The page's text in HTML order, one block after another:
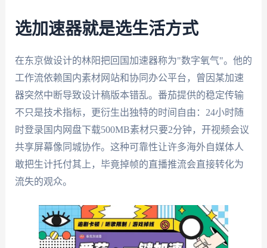
选加速器就是选生活方式
在东京做设计的林阳把回国加速器称为"数字氧气"。他的
工作流依赖国内素材网站和协同办公平台，曾因某加速
器突然中断导致设计稿版本错乱。番茄提供的稳定传输
不只是技术指标，更衍生出独特的时间自由：24小时随
时登录国内网盘下载500MB素材只要2分钟，开视频会议
共享屏幕像同城协作。这种可靠性让许多海外自媒体人
敢把生计托付其上，毕竟掉帧的直播推流会直接转化为
流失的观众。